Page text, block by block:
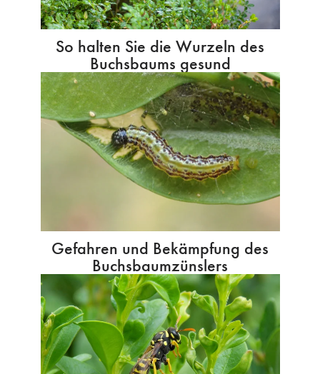
So halten Sie die Wurzeln des
Buchsbaums gesund
Gefahren und Bekämpfung des
Buchsbaumzünslers